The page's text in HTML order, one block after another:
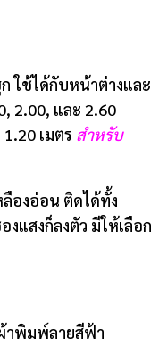
ใช้ได้กับหน้าต่างและ
2.00, และ 2.60
เมตร สำหรับ
องอ่อน ติดได้ทั้ง
แสงก็ลงตัว มีให้เลือก
าพิมพ์ลายสีฟ้า